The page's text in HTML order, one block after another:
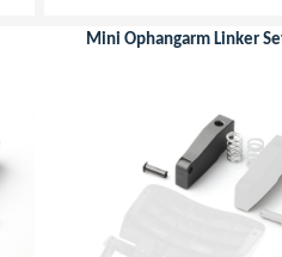
Mini Ophangarm Linker